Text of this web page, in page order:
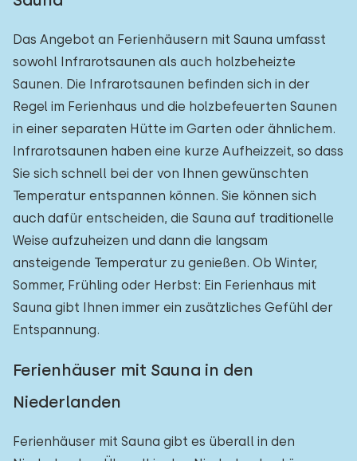
Das Angebot an Ferienhäusern mit Sauna umfasst
sowohl Infrarotsaunen als auch holzbeheizte
Saunen. Die Infrarotsaunen befinden sich in der
Regel im Ferienhaus und die holzbefeuerten Saunen
in einer separaten Hütte im Garten oder ähnlichem.
Infrarotsaunen haben eine kurze Aufheizzeit, so dass
Sie sich schnell bei der von Ihnen gewünschten
Temperatur entspannen können. Sie können sich
auch dafür entscheiden, die Sauna auf traditionelle
Weise aufzuheizen und dann die langsam
ansteigende Temperatur zu genießen. Ob Winter,
Sommer, Frühling oder Herbst: Ein Ferienhaus mit
Sauna gibt Ihnen immer ein zusätzliches Gefühl der
Entspannung.
Ferienhäuser mit Sauna in den
Niederlanden
Ferienhäuser mit Sauna gibt es überall in den